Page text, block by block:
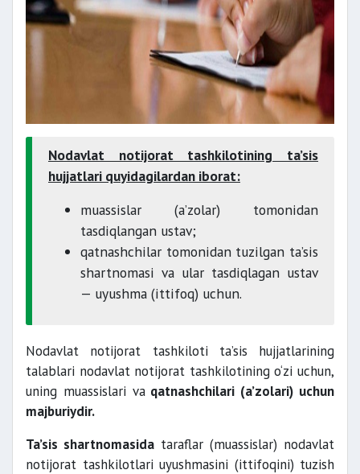
Nodavlat notijorat tashkilotining ta’sis
hujjatlari quyidagilardan iborat:
muassislar (a’zolar) tomonidan
tasdiqlangan ustav;
qatnashchilar tomonidan tuzilgan ta’sis
shartnomasi va ular tasdiqlagan ustav
— uyushma (ittifoq) uchun.
Nodavlat notijorat tashkiloti ta’sis hujjatlarining
talablari nodavlat notijorat tashkilotining o‘zi uchun,
uning muassislari vaqatnashchilari (a’zolari) uchun
majburiydir.
Ta’sis shartnomasida taraflar (muassislar) nodavlat
notijorat tashkilotlari uyushmasini (ittifoqini) tuzish